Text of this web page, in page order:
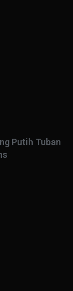
Putih Tuban